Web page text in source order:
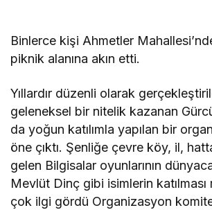
Binlerce kişi Ahmetler
piknik alanına akın etti.
Yıllardır düzenli olarak
geleneksel bir nitelik kazanan
da yoğun katılımla yapılan bir
öne çıktı. Şenliğe çevre köy, il,
gelen Bilgisalar oyunlarının
Mevlüt Dinç gibi isimlerin
çok ilgi gördü Organizasyon